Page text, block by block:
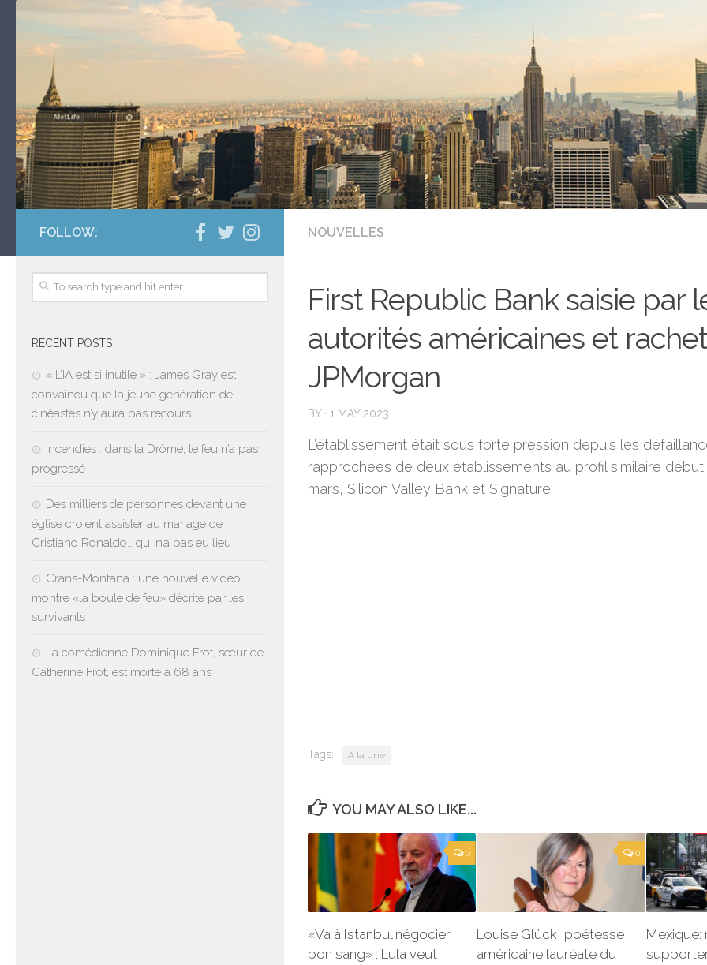
NOUVELLES
First Republic Bank saisie par
autorités américaines et
JPMorgan
BY · 1 MAY 2023
L’établissement était sous forte pression depuis les
rapprochées de deux établissements au profil similaire début
mars, Silicon Valley Bank et Signature.
Tags: A la une
YOU MAY ALSO LIKE...
0
«Va à Istanbul négocier,
bon sang» : Lula veut
0
Louise Glück, poétesse
américaine lauréate du
Mexique:
FOLLOW:
RECENT POSTS
« L’IA est si inutile » : James Gray est
convaincu que la jeune génération de
cinéastes n’y aura pas recours
Incendies : dans la Drôme, le feu n’a pas
progressé
Des milliers de personnes devant une
église croient assister au mariage de
Cristiano Ronaldo… qui n’a pas eu lieu
Crans-Montana : une nouvelle vidéo
montre «la boule de feu» décrite par les
survivants
La comédienne Dominique Frot, sœur de
Catherine Frot, est morte à 68 ans